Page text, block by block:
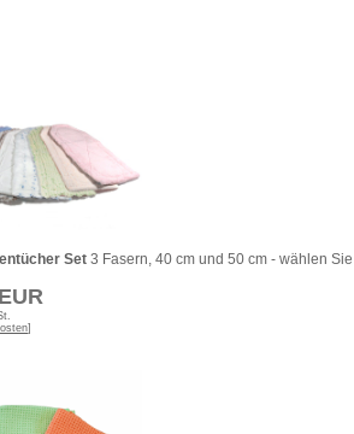
Set 3 Fasern, 40 cm und 50 cm - wählen Sie
]